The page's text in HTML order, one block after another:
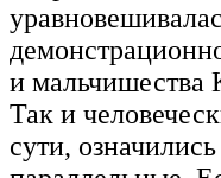
и мальчишества
Так и
сути,